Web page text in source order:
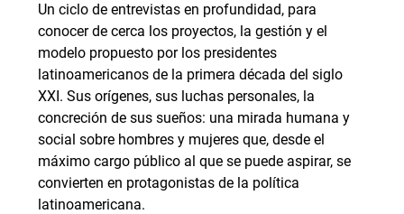
Un ciclo de entrevistas en profundidad, para
conocer de cerca los proyectos, la gestión y el
modelo propuesto por los presidentes
latinoamericanos de la primera década del siglo
XXI. Sus orígenes, sus luchas personales, la
concreción de sus sueños: una mirada humana y
social sobre hombres y mujeres que, desde el
máximo cargo público al que se puede aspirar, se
convierten en protagonistas de la política
latinoamericana.